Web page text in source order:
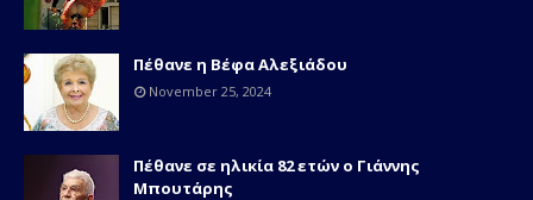
Πέθανε η Βέφα Αλεξιάδου
November 25, 2024
Πέθανε σε ηλικία 82 ετών o Γιάννης
Μπουτάρης